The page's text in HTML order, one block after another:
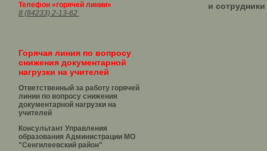
Телефон «горячей линии»
8 (84233) 2-13-62
Горячая линия по вопросу
снижения документарной
нагрузки на учителей
Ответственный за работу горячей
линии по вопросу снижения
документарной нагрузки на
учителей
Консультант Управления
образования Администрации МО
"Сенгилеевский район"
и